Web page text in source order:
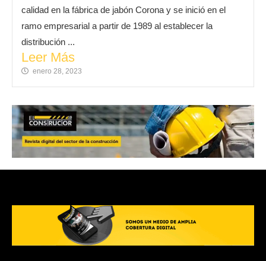
calidad en la fábrica de jabón Corona y se inició en el
ramo empresarial a partir de 1989 al establecer la
distribución ...
Leer Más
enero 28, 2023